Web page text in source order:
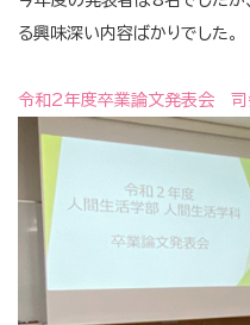
る興味深い内容ばかりでした。
令和2年度卒業論文発表会 司